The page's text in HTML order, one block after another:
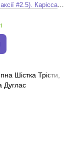
#2.5). Карісса